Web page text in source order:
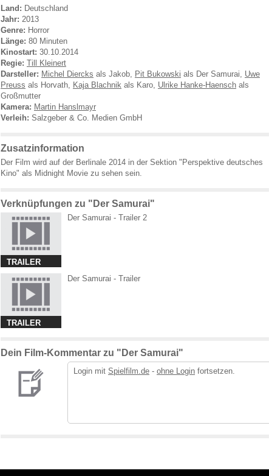
Land: Deutschland
Jahr: 2013
Genre: Horror
Länge: 80 Minuten
Kinostart: 30.10.2014
Regie: Till Kleinert
Darsteller: Michel Diercks als Jakob, Pit Bukowski als Der Samurai, Uwe
Preuss als Horvath, Kaja Blachnik als Karo, Ulrike Hanke-Haensch als
Großmutter
Kamera: Martin Hanslmayr
Verleih: Salzgeber & Co. Medien GmbH
Zusatzinformation
Der Film wird auf der Berlinale 2014 in der Sektion "Perspektive deutsches
Kino" als Midnight Movie zu sehen sein.
Verknüpfungen zu "Der Samurai"
TRAILER
Der Samurai - Trailer 2
TRAILER
Der Samurai - Trailer
Dein Film-Kommentar zu "Der Samurai"
Login mit Spielfilm.de - ohne Login fortsetzen.